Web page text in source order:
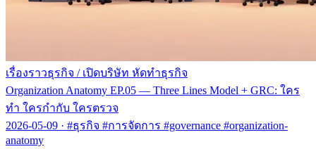
เรื่องราวธุรกิจ / เปิดบริษัท หัดทำธุรกิจ
Organization Anatomy EP.05 — Three Lines Model + GRC: ใคร
ทำ ใครกำกับ ใครตรวจ
2026-05-09 · #ธุรกิจ #การจัดการ #governance #organization-
anatomy